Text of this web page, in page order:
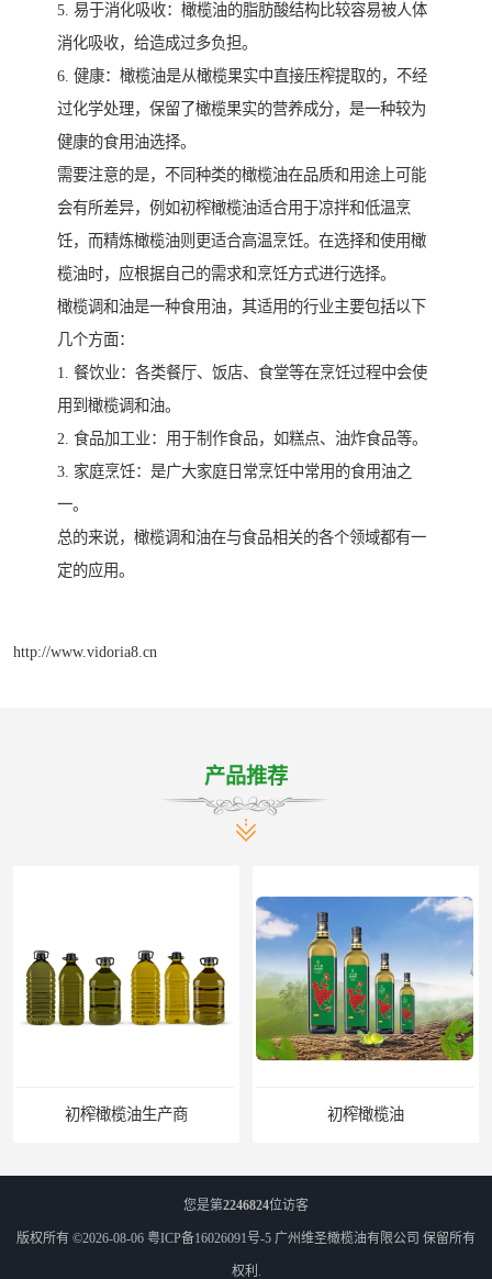
5. 易于消化吸收：橄榄油的脂肪酸结构比较容易被人体
消化吸收，给造成过多负担。
6. 健康：橄榄油是从橄榄果实中直接压榨提取的，不经
过化学处理，保留了橄榄果实的营养成分，是一种较为
健康的食用油选择。
需要注意的是，不同种类的橄榄油在品质和用途上可能
会有所差异，例如初榨橄榄油适合用于凉拌和低温烹
饪，而精炼橄榄油则更适合高温烹饪。在选择和使用橄
榄油时，应根据自己的需求和烹饪方式进行选择。
橄榄调和油是一种食用油，其适用的行业主要包括以下
几个方面：
1. 餐饮业：各类餐厅、饭店、食堂等在烹饪过程中会使
用到橄榄调和油。
2. 食品加工业：用于制作食品，如糕点、油炸食品等。
3. 家庭烹饪：是广大家庭日常烹饪中常用的食用油之
一。
总的来说，橄榄调和油在与食品相关的各个领域都有一
定的应用。
http://www.vidoria8.cn
产品推荐
初榨橄榄油生产商 初榨橄榄油
您是第2246824位访客
版权所有 ©2026-08-06 粤ICP备16026091号-5 广州维圣橄榄油有限公司 保留所有
权利.